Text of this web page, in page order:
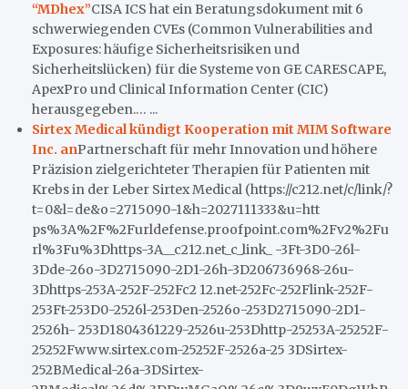
“MDhex”CISA ICS hat ein Beratungsdokument mit 6
schwerwiegenden CVEs (Common Vulnerabilities and
Exposures: häufige Sicherheitsrisiken und
Sicherheitslücken) für die Systeme von GE CARESCAPE,
ApexPro und Clinical Information Center (CIC)
herausgegeben.… ...
Sirtex Medical kündigt Kooperation mit MIM Software
Inc. anPartnerschaft für mehr Innovation und höhere
Präzision zielgerichteter Therapien für Patienten mit
Krebs in der Leber Sirtex Medical (https://c212.net/c/link/?
t=0&l=de&o=2715090-1&h=2027111333&u=htt
ps%3A%2F%2Furldefense.proofpoint.com%2Fv2%2Fu
rl%3Fu%3Dhttps-3A__c212.net_c_link_ -3Ft-3D0-26l-
3Dde-26o-3D2715090-2D1-26h-3D206736968-26u-
3Dhttps-253A-252F-252Fc2 12.net-252Fc-252Flink-252F-
253Ft-253D0-2526l-253Den-2526o-253D2715090-2D1-
2526h- 253D1804361229-2526u-253Dhttp-25253A-25252F-
25252Fwww.sirtex.com-25252F-2526a-25 3DSirtex-
252BMedical-26a-3DSirtex-